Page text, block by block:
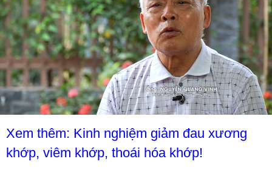
Xem thêm: Kinh nghiệm giảm đau xương
khớp, viêm khớp, thoái hóa khớp!